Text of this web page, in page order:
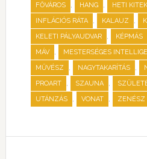
FŐVÁROS , HANG , HETI
INFLÁCIÓS RÁTA , KALAUZ ,
KELETI PÁLYAUDVAR , KÉPMÁS
MÁV , MESTERSÉGES
MŰVÉSZ , NAGYTAKARÍTÁS ,
PROART , SZAUNA ,
UTÁNZÁS , VONAT , ZENÉSZ